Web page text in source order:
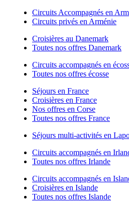
Circuits Accompagnés en
Circuits privés en Arménie
Croisières au Danemark
Toutes nos offres Danemark
Circuits accompagnés en
Toutes nos offres écosse
Séjours en France
Croisières en France
Nos offres en Corse
Toutes nos offres France
Séjours multi-activités en
Circuits accompagnés en
Toutes nos offres Irlande
Circuits accompagnés en
Croisières en Islande
Toutes nos offres Islande